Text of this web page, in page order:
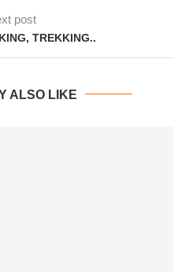
post
TREKKING..
ALSO LIKE